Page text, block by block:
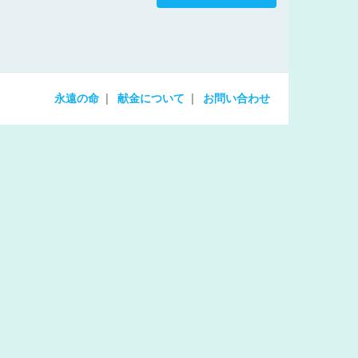
永遠の命 献金について お問い合わせ